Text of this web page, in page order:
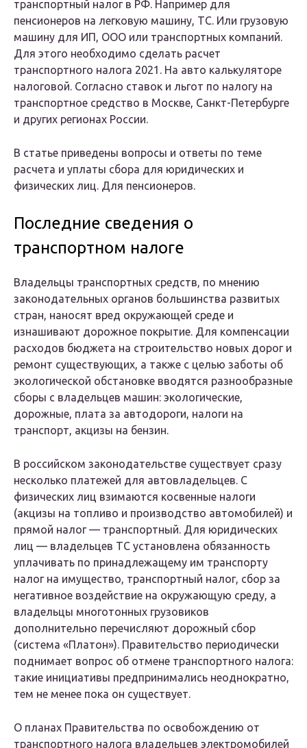
транспортный налог в РФ. Например для
пенсионеров на легковую машину, ТС. Или грузовую
машину для ИП, ООО или транспортных компаний.
Для этого необходимо сделать расчет
транспортного налога 2021. На авто калькуляторе
налоговой. Согласно ставок и льгот по налогу на
транспортное средство в Москве, Санкт-Петербурге
и других регионах России.
В статье приведены вопросы и ответы по теме
расчета и уплаты сбора для юридических и
физических лиц. Для пенсионеров.
Последние сведения о
транспортном налоге
Владельцы транспортных средств, по мнению
законодательных органов большинства развитых
стран, наносят вред окружающей среде и
изнашивают дорожное покрытие. Для компенсации
расходов бюджета на строительство новых дорог и
ремонт существующих, а также с целью заботы об
экологической обстановке вводятся разнообразные
сборы с владельцев машин: экологические,
дорожные, плата за автодороги, налоги на
транспорт, акцизы на бензин.
В российском законодательстве существует сразу
несколько платежей для автовладельцев. С
физических лиц взимаются косвенные налоги
(акцизы на топливо и производство автомобилей) и
прямой налог — транспортный. Для юридических
лиц — владельцев ТС установлена обязанность
уплачивать по принадлежащему им транспорту
налог на имущество, транспортный налог, сбор за
негативное воздействие на окружающую среду, а
владельцы многотонных грузовиков
дополнительно перечисляют дорожный сбор
(система «Платон»). Правительство периодически
поднимает вопрос об отмене транспортного налога:
такие инициативы предпринимались неоднократно,
тем не менее пока он существует.
О планах Правительства по освобождению от
транспортного налога владельцев электромобилей